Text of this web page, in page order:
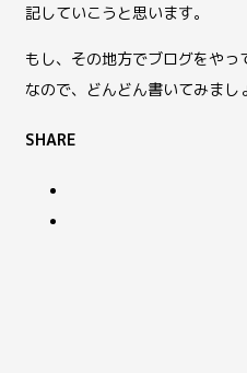
記していこうと思います。
もし、その地方でブログをや
なので、どんどん書いてみまし
SHARE